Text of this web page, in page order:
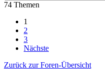
74 Themen
1
2
3
Nächste
Zurück zur Foren-Übersicht